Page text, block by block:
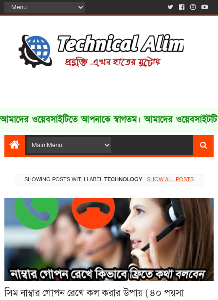
ওয়েবসাইটিতে আপনাকে স্বাগতম। আমাদের ওয়েবসাইটটি
SHOWING POSTS WITH LABELTECHNOLOGY. SHOW ALL POSTS
সিম নাম্বার গোপন রেখে কল করার উপায় ( ৪০ পয়সা